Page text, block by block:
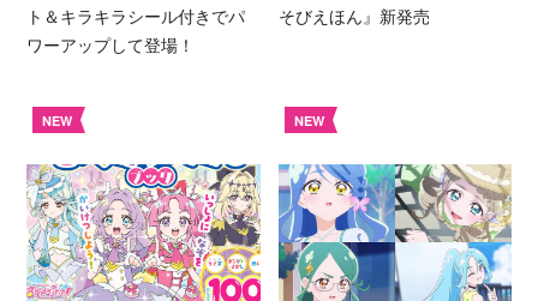
ト＆キラキラシール付きでパ
ワーアップして登場！
そびえほん』新発売
NEW NEW